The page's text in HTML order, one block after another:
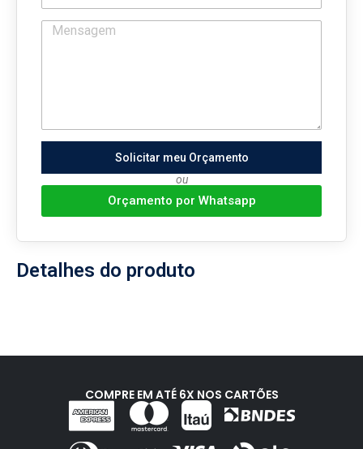
Solicitar meu Orçamento
ou
Orçamento por Whatsapp
Detalhes do produto
COMPRE EM ATÉ 6X NOS CARTÕES